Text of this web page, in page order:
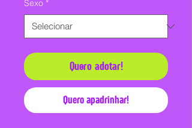
Sexo *
Quero adotar!
Quero apadrinhar!